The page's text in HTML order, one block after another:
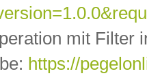
mit Filter
https://